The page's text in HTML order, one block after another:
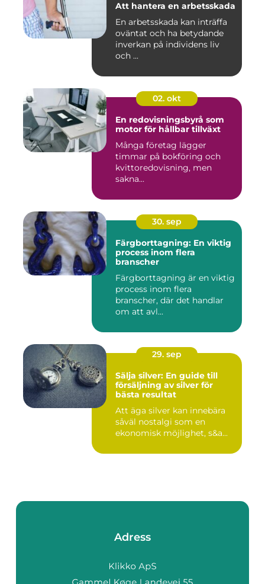
Att hantera en arbetsskada
En arbetsskada kan inträffa
oväntat och ha betydande
inverkan på individens liv
och ...
02. okt
En redovisningsbyrå som
motor för hållbar tillväxt
Många företag lägger
timmar på bokföring och
kvittoredovisning, men
sakna...
30. sep
Färgborttagning: En viktig
process inom flera
branscher
Färgborttagning är en viktig
process inom flera
branscher, där det handlar
om att avl...
29. sep
Sälja silver: En guide till
försäljning av silver för
bästa resultat
Att äga silver kan innebära
såväl nostalgi som en
ekonomisk möjlighet, s&a...
Adress